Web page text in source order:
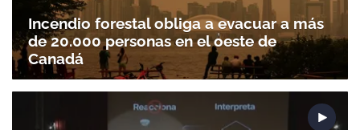
Incendio forestal obliga a evacuar a más
de 20.000 personas en el oeste de
Canadá